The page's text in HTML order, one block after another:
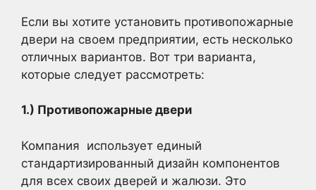
Если вы хотите установить противопожарные
двери на своем предприятии, есть несколько
отличных вариантов. Вот три варианта,
которые следует рассмотреть:
1.) Противопожарные двери
Компания использует единый
стандартизированный дизайн компонентов
для всех своих дверей и жалюзи. Это